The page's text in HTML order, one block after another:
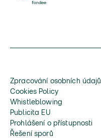
Zpracování osobních údajů
Cookies Policy
Whistleblowing
Publicita EU
Prohlášení o přístupnosti
Řešení sporů